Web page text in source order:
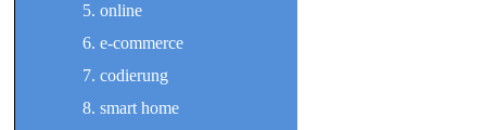
online
e-commerce
codierung
smart home